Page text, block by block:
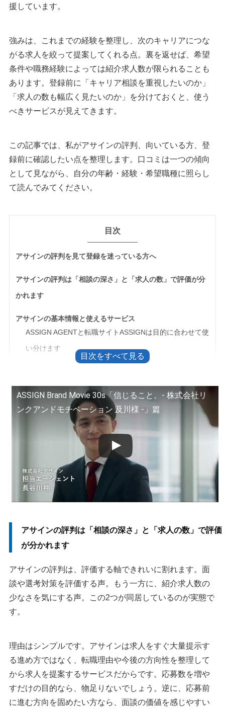
援しています。
強みは、これまでの経験を整理し、次のキャリアにつな
がる求人を絞って提案してくれる点。裏を返せば、希望
条件や職務経験によっては紹介求人数が限られることも
あります。登録前に「キャリア相談を重視したいのか」
「求人の数も幅広く見たいのか」を分けておくと、使う
べきサービスが見えてきます。
この記事では、私がアサインの評判、向いている方、登
録前に確認したい点を整理します。口コミは一つの傾向
として見ながら、自分の年齢・経験・希望職種に照らし
て読んでみてください。
目次
アサインの評判を見て登録を迷っている方へ
アサインの評判は「相談の深さ」と「求人の数」で評価が分
かれます
アサインの基本情報と使えるサービス
ASSIGN AGENTと転職サイトASSIGNは目的に合わせて使
い分けます
悪い評判からわかる登録前の注意点
アサインが向いている方・別サービスも併用したい方
アサインが向いている方
アサインだけでは足りない可能性がある方
アサイン登録前に準備しておくと面談が進みます
年収・働き方・興味のある業界をメモしておく
求人を紹介してもらえる可能性を面談で確認する
アサイン利用前によくある不安
アサインは無料で使えますか？
退会や連絡停止はできますか？
迷っているなら面談で相性と紹介可能性を確認しましょう
シンシアード
リメディ
ミドルの転職
MS Agent
マイナビスカウティング
ASSIGN Brand Movie 30s「信じること。- 株式会社リ
ンクアンドモチベーション 及川様 -」篇
アサインの評判は「相談の深さ」と「求人の数」で評価
が分かれます
アサインの評判は、評価する軸できれいに割れます。面
談や選考対策を評価する声。もう一方に、紹介求人数の
少なさを気にする声。この2つが同居しているのが実態で
す。
理由はシンプルです。アサインは求人をすぐ大量提示す
る進め方ではなく、転職理由や今後の方向性を整理して
から求人を提案するサービスだからです。応募数を増や
すだけの目的なら、物足りないでしょう。逆に、応募前
に進む方向を固めたい方なら、面談の価値を感じやすい